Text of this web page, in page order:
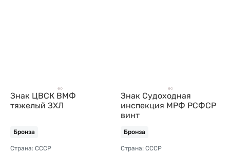
Знак ЦВСК ВМФ
тяжелый ЗХЛ
Бронза
Страна: СССР
Знак Судоходная
инспекция МРФ РСФСР
винт
Бронза
Страна: СССР